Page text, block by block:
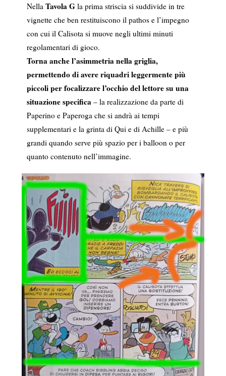
Nella Tavola Gla prima striscia si suddivide in tre
vignette che ben restituiscono il pathos e l’impegno
con cui il Calisota si muove negli ultimi minuti
regolamentari di gioco.
Torna anche l’asimmetria nella griglia,
permettendo di avere riquadri leggermente più
piccoli per focalizzare l’occhio del lettore su una
situazione specifica– la realizzazione da parte di
Paperino e Paperoga che si andrà ai tempi
supplementari e la grinta di Qui e di Achille – e più
grandi quando serve più spazio per i balloon o per
quanto contenuto nell’immagine.